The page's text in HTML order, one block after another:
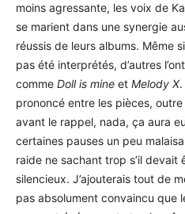
moins agressante, les voix de
se marient dans une synergie
réussis de leurs albums. Même
pas été interprétés, d’autres
comme Doll is mine et Melody X.
prononcé entre les pièces,
avant le rappel, nada, ça aura
certaines pauses un peu
raide ne sachant trop s’il devait
silencieux. J’ajouterais tout de
pas absolument convaincu que